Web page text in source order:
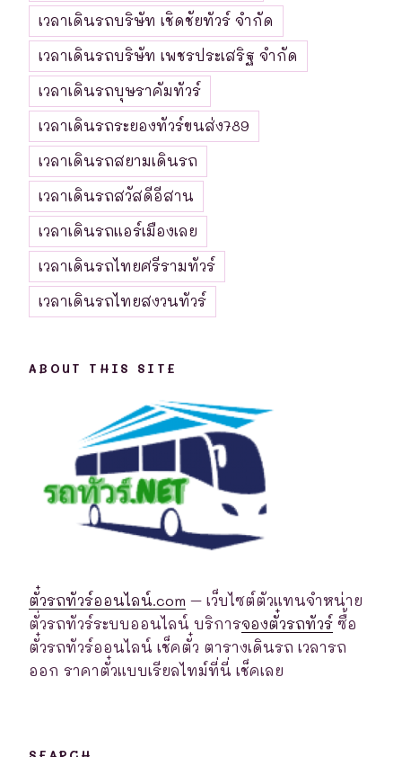
เวลาเดินรถบริษัท เชิดชัยทัวร์ จำกัด
เวลาเดินรถบริษัท เพชรประเสริฐ จำกัด
เวลาเดินรถบุษราคัมทัวร์
เวลาเดินรถระยองทัวร์ขนส่ง789
เวลาเดินรถสยามเดินรถ
เวลาเดินรถสวัสดีอีสาน
เวลาเดินรถแอร์เมืองเลย
เวลาเดินรถไทยศรีรามทัวร์
เวลาเดินรถไทยสงวนทัวร์
ABOUT THIS SITE
ตั๋วรถทัวร์ออนไลน์.com – เว็บไซต์ตัวแทนจำหน่าย
ตั่วรถทัวร์ระบบออนไลน์ บริการจองตั๋วรถทัวร์ ซื้อ
ตั๋วรถทัวร์ออนไลน์ เช็คตั๋ว ตารางเดินรถ เวลารถ
ออก ราคาตั๋วแบบเรียลไทม์ที่นี่ เช็คเลย